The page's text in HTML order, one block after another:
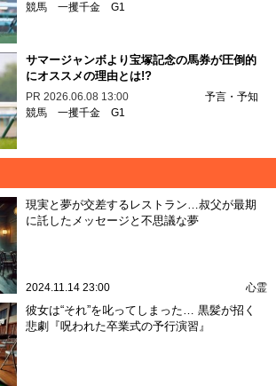
競馬 一攫千金 G1
サマージャンボより宝塚記念の馬券が圧倒的
にオススメの理由とは!?
PR 2026.06.08 13:00
予言・予知
競馬 一攫千金 G1
現実と夢が交差するレストラン…叔父が最期
に託したメッセージと不思議な夢
2024.11.14 23:00 心霊
彼女は“それ”を叱ってしまった… 黒髪が招く
悲劇『呪われた卒業式の予行演習』